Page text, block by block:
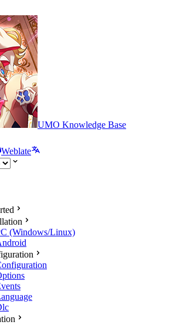
UMO Knowledge Base
Weblate
(Windows/Linux)